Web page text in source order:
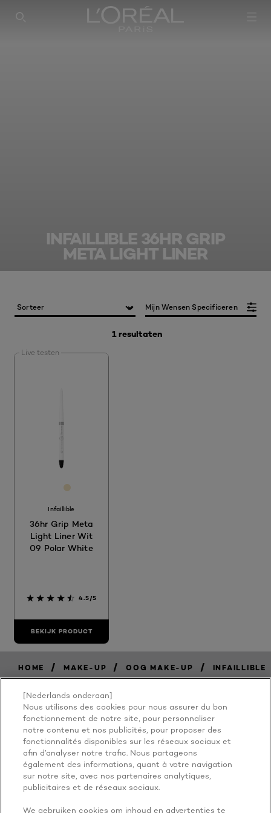
INFAILLIBLE 36HR GRIP
META LIGHT LINER
1 resultaten
Mijn Wensen Specificeren
Live testen
[Color]: #FFFFFF
[Color]: #F5E6C1
Infaillible
36hr Grip Meta
Light Liner Wit
09 Polar White
4.5/5
BEKIJK PRODUCT
HOME / MAKE-UP / OOG MAKE-UP / INFAILLIBLE
BECAUSE
YOU'RE
WORTH IT
[Nederlands onderaan]
Nous utilisons des cookies pour nous assurer du bon
fonctionnement de notre site, pour personnaliser
notre contenu et nos publicités, pour proposer des
fonctionnalités disponibles sur les réseaux sociaux et
afin d’analyser notre trafic. Nous partageons
également des informations, quant à votre navigation
sur notre site, avec nos partenaires analytiques,
publicitaires et de réseaux sociaux.
We gebruiken cookies om inhoud en advertenties te